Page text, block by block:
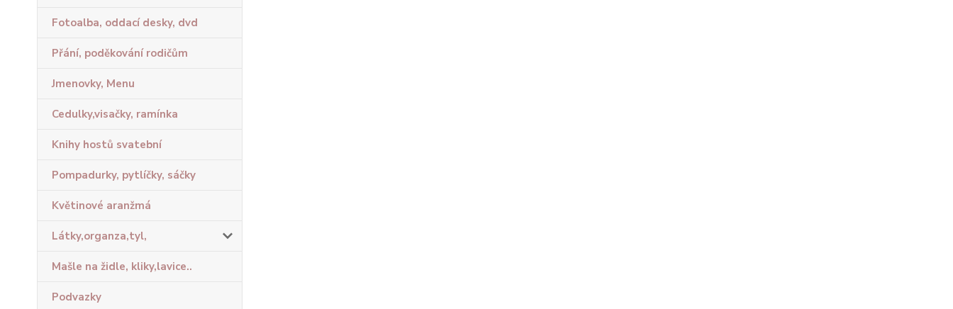
Fotoalba, oddací desky, dvd
Přání, poděkování rodičům
Jmenovky, Menu
Cedulky,visačky, ramínka
Knihy hostů svatební
Pompadurky, pytlíčky, sáčky
Květinové aranžmá
Látky,organza,tyl,
Mašle na židle, kliky,lavice..
Podvazky